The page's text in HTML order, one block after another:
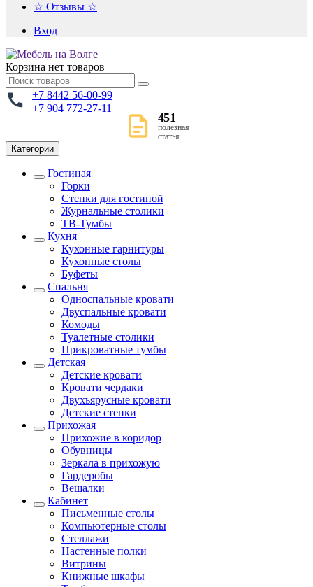
☆ Отзывы ☆
Вход
Корзина нет товаров
+7 8442 56-00-99
+7 904 772-27-11
451
полезная
статья
Категории
Гостиная
Горки
Стенки для гостиной
Журнальные столики
TВ-Тумбы
Кухня
Кухонные гарнитуры
Кухонные столы
Буфеты
Спальня
Односпальные кровати
Двуспальные кровати
Комоды
Туалетные столики
Прикроватные тумбы
Детская
Детские кровати
Кровати чердаки
Двухъярусные кровати
Детские стенки
Прихожая
Прихожие в коридор
Обувницы
Зеркала в прихожую
Гардеробы
Вешалки
Кабинет
Письменные столы
Компьютерные столы
Стеллажи
Настенные полки
Витрины
Книжные шкафы